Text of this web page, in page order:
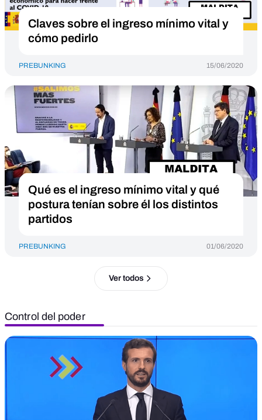
Claves sobre el ingreso mínimo vital y
cómo pedirlo
PREBUNKING 15/06/2020
Qué es el ingreso mínimo vital y qué
postura tenían sobre él los distintos
partidos
PREBUNKING 01/06/2020
Ver todos
Control del poder